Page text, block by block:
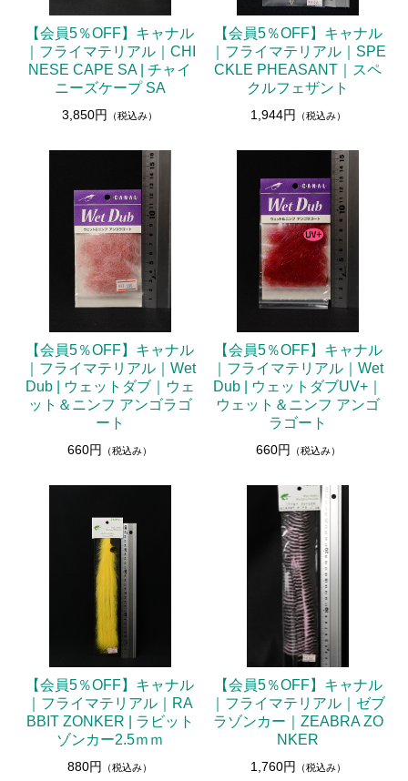
フライ・ルアーケース
アウトレット
ケース
フライライン
フライマテリアル
ギア・アクセサリー
【会員5％OFF】キャナル
｜フライマテリアル｜CHI
NESE CAPE SA | チャイ
ニーズケープ SA
3,850円 （税込み）
【会員5％OFF】キャナル
｜フライマテリアル｜SPE
CKLE PHEASANT｜スペ
クルフェザント
1,944円 （税込み）
【会員5％OFF】キャナル
｜フライマテリアル｜Wet
Dub | ウェットダブ｜ウェ
ット＆ニンフ アンゴラゴ
ート
660円 （税込み）
【会員5％OFF】キャナル
｜フライマテリアル｜Wet
Dub | ウェットダブUV+｜
ウェット＆ニンフ アンゴ
ラゴート
660円 （税込み）
【会員5％OFF】キャナル
｜フライマテリアル｜RA
BBIT ZONKER | ラビット
ゾンカー2.5ｍｍ
880円 （税込み）
【会員5％OFF】キャナル
｜フライマテリアル｜ゼブ
ラゾンカー｜ZEABRA ZO
NKER
1,760円 （税込み）